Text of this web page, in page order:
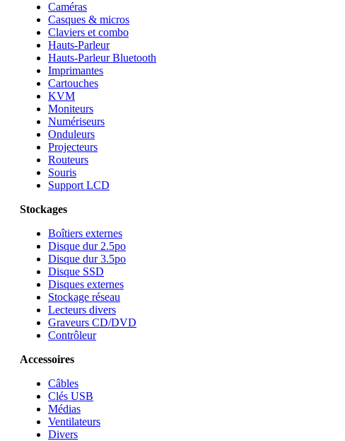
Caméras
Casques & micros
Claviers et combo
Hauts-Parleur
Hauts-Parleur Bluetooth
Imprimantes
Cartouches
KVM
Moniteurs
Numériseurs
Onduleurs
Projecteurs
Routeurs
Souris
Support LCD
Stockages
Boîtiers externes
Disque dur 2.5po
Disque dur 3.5po
Disque SSD
Disques externes
Stockage réseau
Lecteurs divers
Graveurs CD/DVD
Contrôleur
Accessoires
Câbles
Clés USB
Médias
Ventilateurs
Divers